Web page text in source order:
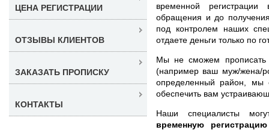
временной
обращения и до
под контролем наших
отдаете деньги только по
Мы не сможем прописать
(например ваш муж/жена/
определенный район, мы
обеспечить вам
Наши специалисты
временную
ЦЕНА РЕГИСТРАЦИИ
ОТЗЫВЫ КЛИЕНТОВ
ЗАКАЗАТЬ ПРОПИСКУ
КОНТАКТЫ